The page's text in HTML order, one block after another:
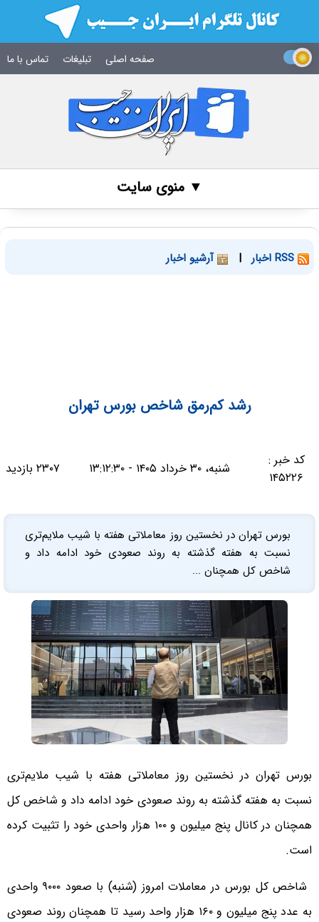
صفحه اصلی تبلیغات تماس با ما
▼ منوی سایت
| آرشیو اخبار
رشد کم‌رمق شاخص بورس تهران
کد خبر :
۱۴۵۲۲۶
شنبه، ۳۰ خرداد ۱۴۰۵ - ۱۳:۱۲:۳۰ ۲۳۰۷ بازدید
بورس تهران در نخستین روز معاملاتی هفته با شیب ملایم‌تری
نسبت به هفته گذشته به روند صعودی خود ادامه داد و
شاخص کل همچنان ...
بورس تهران در نخستین روز معاملاتی هفته با شیب ملایم‌تری
نسبت به هفته گذشته به روند صعودی خود ادامه داد و شاخص کل
همچنان در کانال پنج میلیون و ۱۰۰ هزار واحدی خود را تثبیت کرده
است.
شاخص کل بورس در معاملات امروز (شنبه) با صعود ۹۰۰۰ واحدی
به عدد پنج میلیون و ۱۶۰ هزار واحد رسید تا همچنان روند صعودی